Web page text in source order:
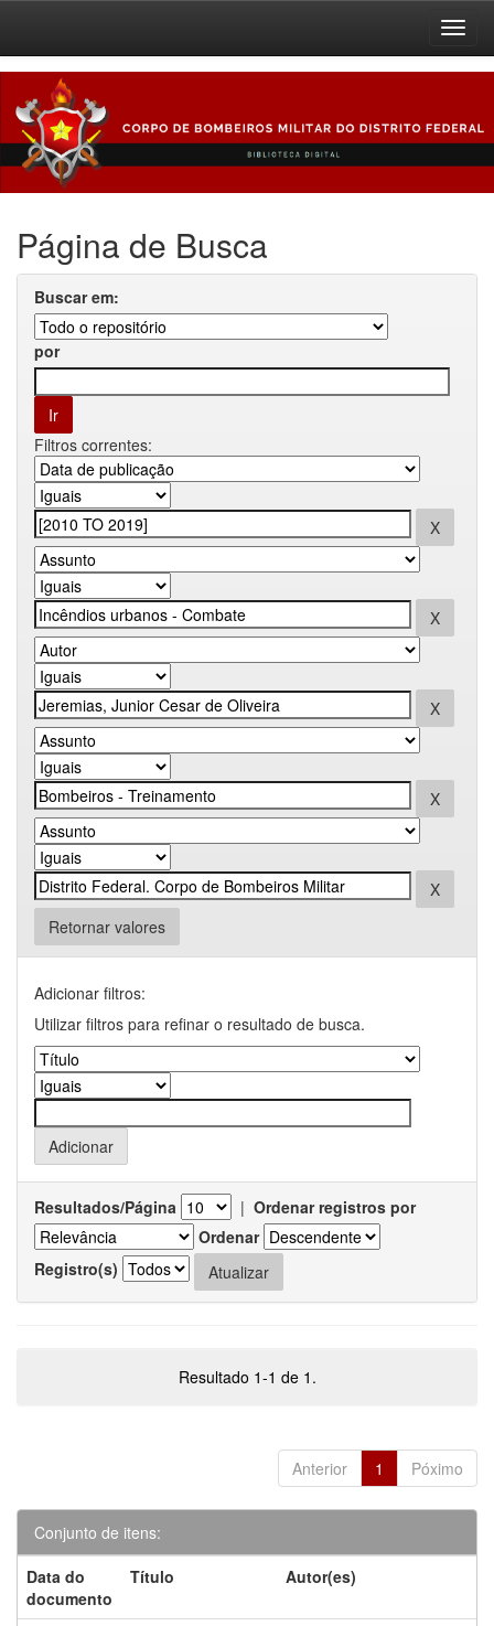
navigation
Página de Busca
Buscar em:
por
Filtros correntes:
Retornar valores
Adicionar filtros:
Utilizar filtros para refinar o resultado de busca.
Resultados/Página | Ordenar registros por
Ordenar
Registro(s)
Resultado 1-1 de 1.
Anterior 1 Póximo
Conjunto de itens:
Data do
documento
Título Autor(es)